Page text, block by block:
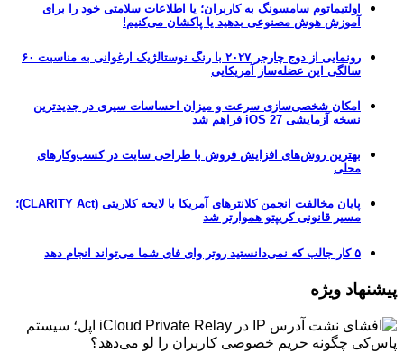
اولتیماتوم سامسونگ به کاربران؛ یا اطلاعات سلامتی خود را برای
آموزش هوش مصنوعی بدهید یا پاکشان می‌کنیم!
رونمایی از دوج چارجر ۲۰۲۷ با رنگ نوستالژیک ارغوانی به مناسبت ۶۰
سالگی این عضله‌ساز آمریکایی
امکان شخصی‌سازی سرعت و میزان احساسات سیری در جدیدترین
نسخه آزمایشی iOS 27 فراهم شد
بهترین روش‌های افزایش فروش با طراحی سایت در کسب‌وکارهای
محلی
پایان مخالفت انجمن کلانترهای آمریکا با لایحه کلاریتی (CLARITY Act)؛
مسیر قانونی کریپتو هموارتر شد
۵ کار جالب که نمی‌دانستید روتر وای فای شما می‌تواند انجام دهد
پیشنهاد ویژه